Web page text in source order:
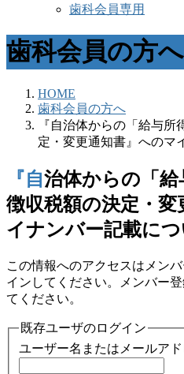
歯科会員専用
歯科会員の方へ
HOME
歯科会員の方へ
『自治体からの「給与
定・変更通知書』へのマ
『自治体からの「給与所得に係る特別
徴収税額の決定・
イナンバー記載につ
この情報へのアクセスはメン
インしてください。メンバー
てください。
既存ユーザのログイン
ユーザー名またはメールアド